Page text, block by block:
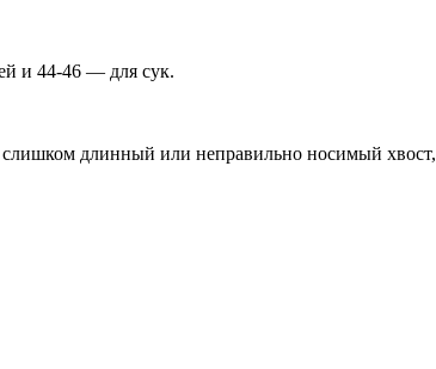
и 44-46 — для сук.
слишком длинный или неправильно носимый хвост,